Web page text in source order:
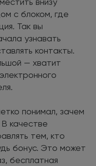
с блоком, где
Так вы
узнавать
контакты.
— хватит
понимал, зачем
качестве
тем, кто
бонус. Это может
бесплатная